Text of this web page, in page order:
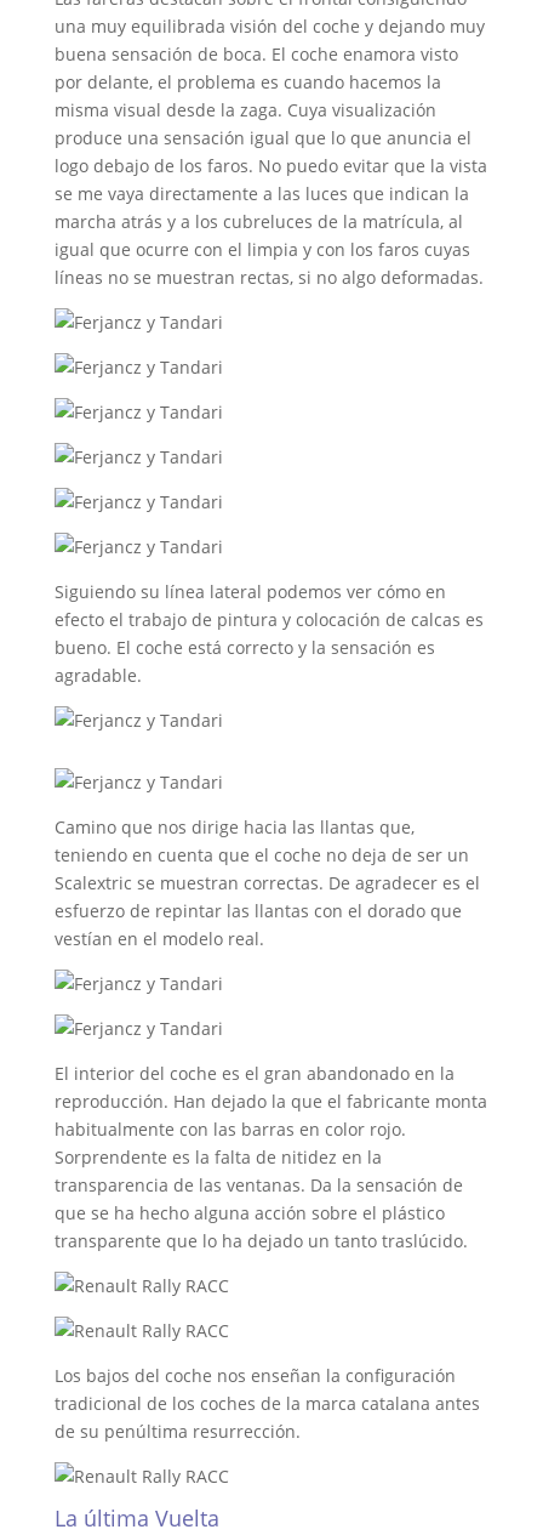
una muy equilibrada visión del coche y dejando muy
buena sensación de boca. El coche enamora visto
por delante, el problema es cuando hacemos la
misma visual desde la zaga. Cuya visualización
produce una sensación igual que lo que anuncia el
logo debajo de los faros. No puedo evitar que la vista
se me vaya directamente a las luces que indican la
marcha atrás y a los cubreluces de la matrícula, al
igual que ocurre con el limpia y con los faros cuyas
líneas no se muestran rectas, si no algo deformadas.
Siguiendo su línea lateral podemos ver cómo en
efecto el trabajo de pintura y colocación de calcas es
bueno. El coche está correcto y la sensación es
agradable.
Camino que nos dirige hacia las llantas que,
teniendo en cuenta que el coche no deja de ser un
Scalextric se muestran correctas. De agradecer es el
esfuerzo de repintar las llantas con el dorado que
vestían en el modelo real.
El interior del coche es el gran abandonado en la
reproducción. Han dejado la que el fabricante monta
habitualmente con las barras en color rojo.
Sorprendente es la falta de nitidez en la
transparencia de las ventanas. Da la sensación de
que se ha hecho alguna acción sobre el plástico
transparente que lo ha dejado un tanto traslúcido.
Los bajos del coche nos enseñan la configuración
tradicional de los coches de la marca catalana antes
de su penúltima resurrección.
La última Vuelta